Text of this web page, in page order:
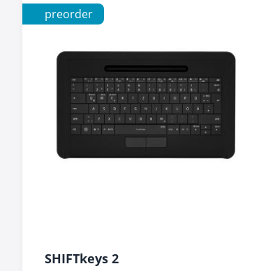
preorder
SHIFTkeys 2